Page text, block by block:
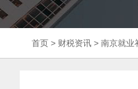
首页 > 财税资讯 > 南京就业